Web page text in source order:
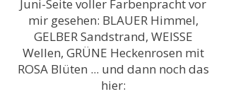
Juni-Seite voller Farbenpracht vor
mir gesehen: BLAUER Himmel,
GELBER Sandstrand, WEISSE
Wellen, GRÜNE Heckenrosen mit
ROSA Blüten ... und dann noch das
hier: